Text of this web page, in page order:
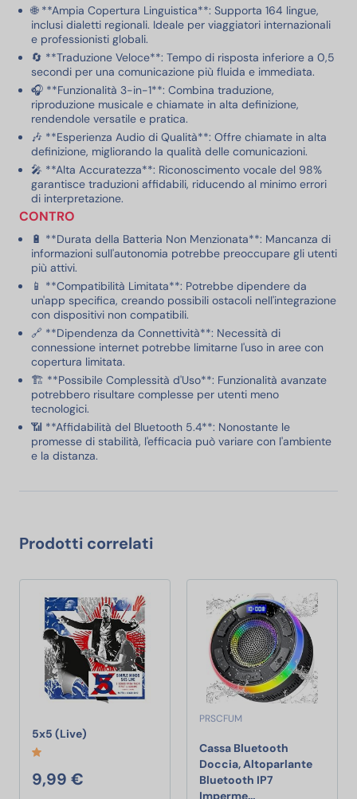
🌐 **Ampia Copertura Linguistica**: Supporta 164 lingue,
inclusi dialetti regionali. Ideale per viaggiatori internazionali
e professionisti globali.
🔄 **Traduzione Veloce**: Tempo di risposta inferiore a 0,5
secondi per una comunicazione più fluida e immediata.
🎧 **Funzionalità 3-in-1**: Combina traduzione,
riproduzione musicale e chiamate in alta definizione,
rendendole versatile e pratica.
🎶 **Esperienza Audio di Qualità**: Offre chiamate in alta
definizione, migliorando la qualità delle comunicazioni.
🎤 **Alta Accuratezza**: Riconoscimento vocale del 98%
garantisce traduzioni affidabili, riducendo al minimo errori
di interpretazione.
CONTRO
🔋 **Durata della Batteria Non Menzionata**: Mancanza di
informazioni sull'autonomia potrebbe preoccupare gli utenti
più attivi.
📱 **Compatibilità Limitata**: Potrebbe dipendere da
un'app specifica, creando possibili ostacoli nell'integrazione
con dispositivi non compatibili.
🔗 **Dipendenza da Connettività**: Necessità di
connessione internet potrebbe limitarne l'uso in aree con
copertura limitata.
🏗️ **Possibile Complessità d'Uso**: Funzionalità avanzate
potrebbero risultare complesse per utenti meno
tecnologici.
📶 **Affidabilità del Bluetooth 5.4**: Nonostante le
promesse di stabilità, l'efficacia può variare con l'ambiente
e la distanza.
Prodotti correlati
5x5 (Live)
9,99 €
PRSCFUM
Cassa Bluetooth
Doccia, Altoparlante
Bluetooth IP7
Imperme…